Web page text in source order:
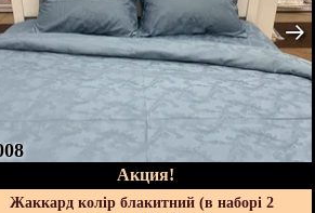
Акция!
Жаккард колір блакитний (в наборі 2